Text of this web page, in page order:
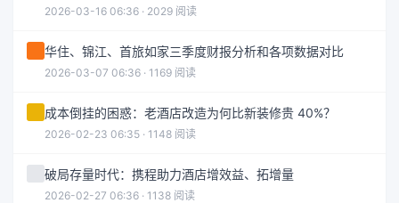
2026-03-16 06:36 · 2029 阅读
华住、锦江、首旅如家三季度财报分析和各项数据对比
2026-03-07 06:36 · 1169 阅读
成本倒挂的困惑：老酒店改造为何比新装修贵 40%？
2026-02-23 06:35 · 1148 阅读
破局存量时代：携程助力酒店增效益、拓增量
2026-02-27 06:36 · 1138 阅读